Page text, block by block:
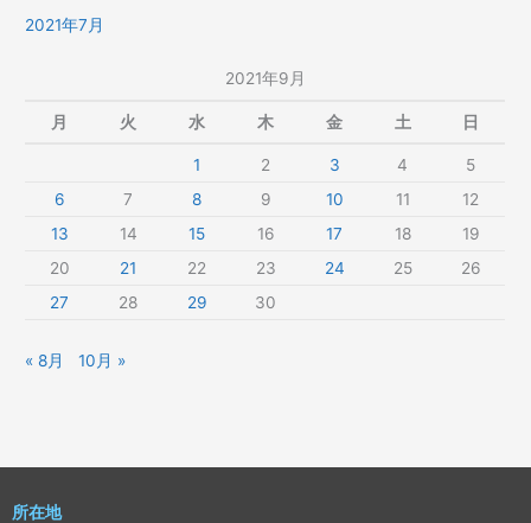
2021年7月
2021年9月
月 火 水 木 金 土 日
1 2 3 4
5
6
7 8 9 10 11
12
13
14 15 16 17 18
19
20
21 22 23 24 25
26
27
28 29 30
« 8月 10月 »
所在地